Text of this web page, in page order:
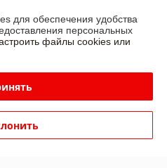
Deal.by
для обеспечения удобства
персональных
файлы cookies или